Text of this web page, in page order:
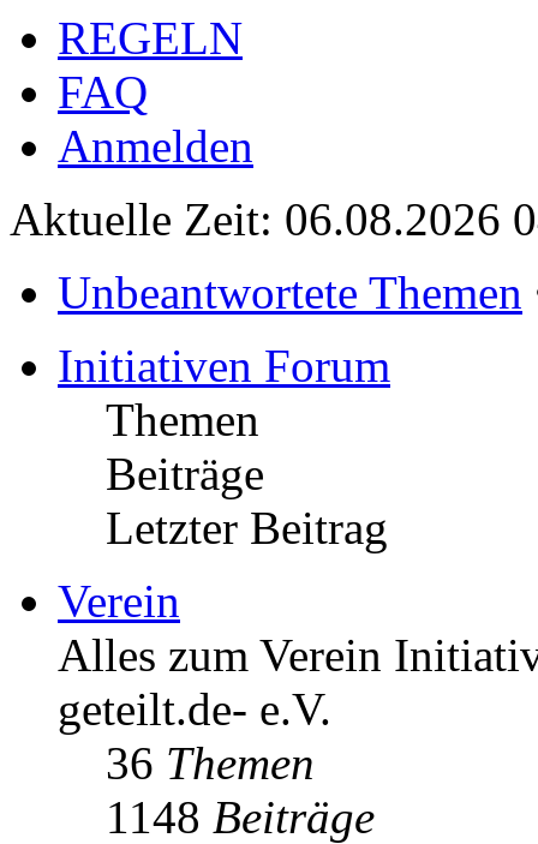
REGELN
FAQ
Anmelden
Aktuelle Zeit: 06.08.2026
Unbeantwortete Themen
Initiativen Forum
Themen
Beiträge
Letzter Beitrag
Verein
Alles zum Verein
geteilt.de- e.V.
36 Themen
1148 Beiträge